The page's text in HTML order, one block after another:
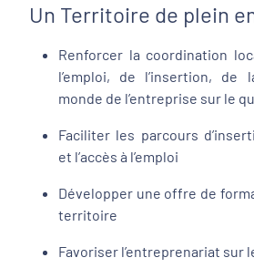
Un Territoire de plein
Renforcer la coordination
l’emploi, de l’insertion,
monde de l’entreprise sur le
Faciliter les parcours
et l’accès à l’emploi
Développer une offre de
territoire
Favoriser l’entreprenariat sur